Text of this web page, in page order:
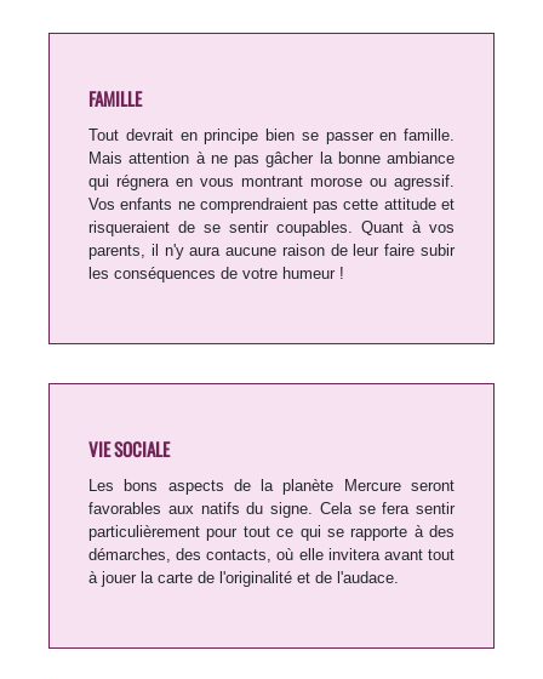
FAMILLE
Tout devrait en principe bien se passer en famille.
Mais attention à ne pas gâcher la bonne ambiance
qui régnera en vous montrant morose ou agressif.
Vos enfants ne comprendraient pas cette attitude et
risqueraient de se sentir coupables. Quant à vos
parents, il n'y aura aucune raison de leur faire subir
les conséquences de votre humeur !
VIE SOCIALE
Les bons aspects de la planète Mercure seront
favorables aux natifs du signe. Cela se fera sentir
particulièrement pour tout ce qui se rapporte à des
démarches, des contacts, où elle invitera avant tout
à jouer la carte de l'originalité et de l'audace.